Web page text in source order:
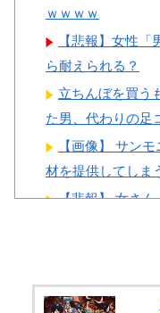
女ｗｗｗ
Powered by livedoor 相互
ｗｗｗｗ
【悲報】女性
ら耐えられる？
立ちんぼを買う
た男、代わりの足
【画像】 サン
材を提供してしま
【悲報】 女さ
井上晴美、乳首